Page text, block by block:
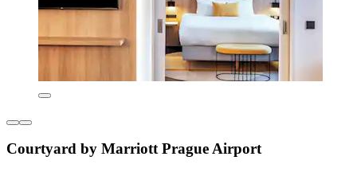
Courtyard by Marriott Prague Airport